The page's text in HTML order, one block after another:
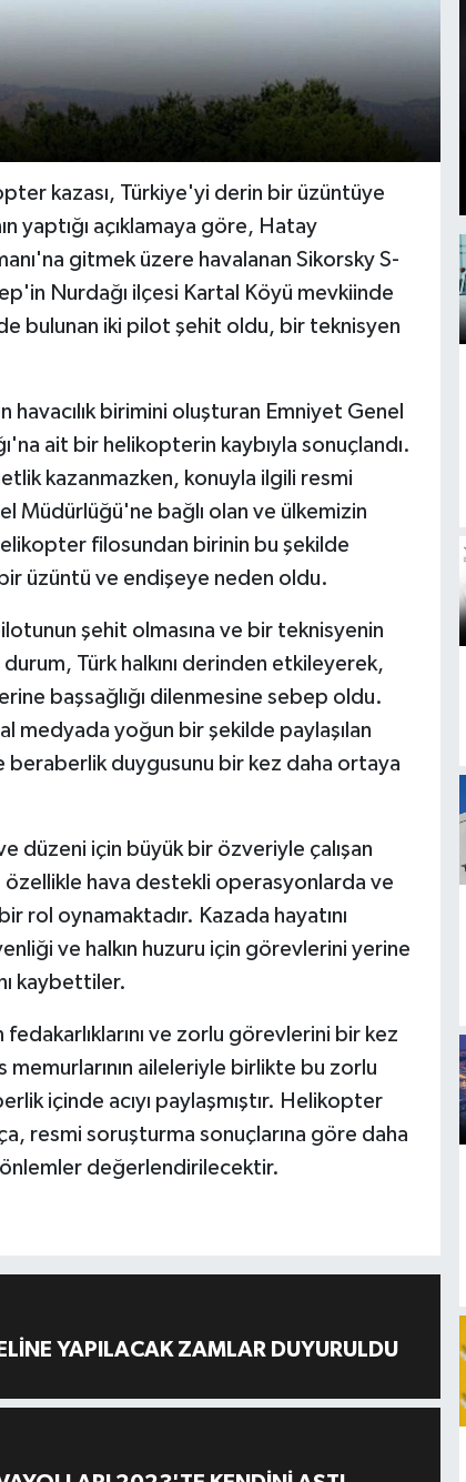
kazası, Türkiye'yi derin bir üzüntüye
yaptığı açıklamaya göre, Hatay
gitmek üzere havalanan Sikorsky S-
Nurdağı ilçesi Kartal Köyü mevkiinde
bulunan iki pilot şehit oldu, bir teknisyen
havacılık birimini oluşturan Emniyet Genel
ait bir helikopterin kaybıyla sonuçlandı.
kazanmazken, konuyla ilgili resmi
Müdürlüğü'ne bağlı olan ve ülkemizin
filosundan birinin bu şekilde
üzüntü ve endişeye neden oldu.
şehit olmasına ve bir teknisyenin
Türk halkını derinden etkileyerek,
başsağlığı dilenmesine sebep oldu.
medyada yoğun bir şekilde paylaşılan
beraberlik duygusunu bir kez daha ortaya
düzeni için büyük bir özveriyle çalışan
özellikle hava destekli operasyonlarda ve
rol oynamaktadır. Kazada hayatını
ve halkın huzuru için görevlerini yerine
kaybettiler.
ve zorlu görevlerini bir kez
memurlarının aileleriyle birlikte bu zorlu
içinde acıyı paylaşmıştır. Helikopter
resmi soruşturma sonuçlarına göre daha
değerlendirilecektir.
YAPILACAK ZAMLAR DUYURULDU